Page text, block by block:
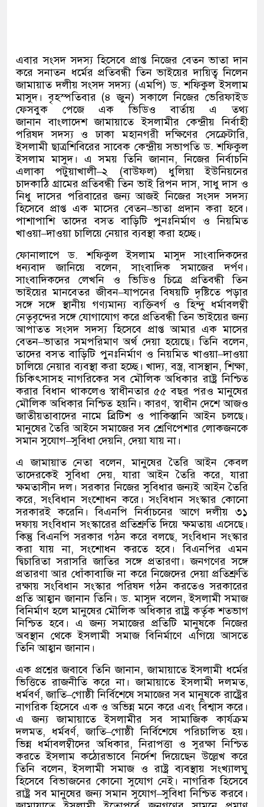
এবার সংসদ সদস্য হিসেবে প্রাপ্ত নিজের বেতন ভাতা দান
করে সনাতন ধর্মের প্রতিবন্ধী তিন ভাইয়ের দায়িত্ব নিলেন
জামায়াত দলীয় সংসদ সদস্য (এমপি)ড.শফিকুল ইসলাম
মাসুদ। বৃহস্পতিবার(৪ জুন)সকালে নিজের ভেরিফাইড
ফেসবুক পেজে এক ভিডিও বার্তায় এ তথ্য
জানান বাংলাদেশ জামায়াতে ইসলামীর কেন্দ্রীয় নির্বাহী
পরিষদ সদস্য ও ঢাকা মহানগরী দক্ষিণের সেক্রেটারি,
ইসলামী ছাত্রশিবিরের সাবেক কেন্দ্রীয় সভাপতি ড.শফিকুল
ইসলাম মাসুদ। এ সময় তিনি জানান,নিজের নির্বাচনি
এলাকা পটুয়াখালী–২ (বাউফল) ধুলিয়া ইউনিয়নের
চাদকাঠি গ্রামের প্রতিবন্ধী তিন ভাই রিপন দাস,সাধু দাস ও
নিধু দাসের পরিবারের জন্য আজই নিজের সংসদ সদস্য
হিসেবে প্রাপ্ত এক মাসের বেতন–ভাতা প্রদান করা হবে।
পাশাপাশি তাদের বসত বাড়িটি পুনঃনির্মাণ ও নিয়মিত
খাওয়া–দাওয়া চালিয়ে নেয়ার ব্যবস্থা করা হচ্ছে।
ফোনালাপে ড.শফিকুল ইসলাম মাসুদ সাংবাদিকদের
ধন্যবাদ জানিয়ে বলেন,সাংবাদিক সমাজের দর্পণ।
সাংবাদিকদের লেখনি ও ভিডিও চিত্রে প্রতিবন্ধী তিন
ভাইয়ের মানবেতর জীবন–যাপনের বিষয়টি দৃষ্টিতে পড়ার
সঙ্গে সঙ্গে স্থানীয় গণ্যমান্য ব্যক্তিবর্গ ও হিন্দু ধর্মাবলম্বী
নেতৃবৃন্দের সঙ্গে যোগাযোগ করে প্রতিবন্ধী তিন ভাইয়ের জন্য
আপাতত সংসদ সদস্য হিসেবে প্রাপ্ত আমার এক মাসের
বেতন–ভাতার সমপরিমাণ অর্থ দেয়া হয়েছে। তিনি বলেন,
তাদের বসত বাড়িটি পুনঃনির্মাণ ও নিয়মিত খাওয়া–দাওয়া
চালিয়ে নেয়ার ব্যবস্থা করা হচ্ছে। খাদ্য,বস্ত্র,বাসস্থান,শিক্ষা,
চিকিৎসাসহ নাগরিকের সব মৌলিক অধিকার রাষ্ট্র নিশ্চিত
করার বিধান থাকলেও স্বাধীনতার ৫৫ বছর পরও মানুষের
মৌলিক অধিকার নিশ্চিত হয়নি। কারণ,স্বাধীন দেশে আজও
জাতীয়তাবাদের নামে ব্রিটিশ ও পাকিস্তানি আইন চলছে।
মানুষের তৈরি আইনে সমাজের সব শ্রেণিপেশার লোকজনকে
সমান সুযোগ–সুবিধা দেয়নি, দেয়া যায় না।
এ জামায়াত নেতা বলেন,মানুষের তৈরি আইন কেবল
তাদেরকেই সুবিধা দেয়,যারা আইন তৈরি করে,যারা
ক্ষমতাসীন দল। সরকার নিজের সুবিধার জন্যই আইন তৈরি
করে,সংবিধান সংশোধন করে। সংবিধান সংস্কার কোনো
সরকারই করেনি। বিএনপি নির্বাচনের আগে দলীয় ৩১
দফায় সংবিধান সংস্কারের প্রতিশ্রুতি দিয়ে ক্ষমতায় এসেছে।
কিন্তু বিএনপি সরকার গঠন করে বলছে,সংবিধান সংস্কার
করা যায় না,সংশোধন করতে হবে। বিএনপির এমন
দ্বিচারিতা সরাসরি জাতির সঙ্গে প্রতারণা। জনগণের সঙ্গে
প্রতারণা আর ধোঁকাবাজি না করে নিজেদের দেয়া প্রতিশ্রুতি
রক্ষায় সংবিধান সংস্কার পরিষদ গঠন করতেও সরকারের
প্রতি আহ্বান জানান তিনি। ড.মাসুদ বলেন,ইসলামী সমাজ
বিনির্মাণ হলে মানুষের মৌলিক অধিকার রাষ্ট্র কর্তৃক শতভাগ
নিশ্চিত হবে। এ জন্য সমাজের প্রতিটি মানুষকে নিজের
অবস্থান থেকে ইসলামী সমাজ বিনির্মাণে এগিয়ে আসতে
তিনি আহ্বান জানান।
এক প্রশ্নের জবাবে তিনি জানান,জামায়াতে ইসলামী ধর্মের
ভিত্তিতে রাজনীতি করে না। জামায়াতে ইসলামী দলমত,
ধর্মবর্ণ,জাতি–গোষ্ঠী নির্বিশেষে সমাজের সব মানুষকে রাষ্ট্রের
নাগরিক হিসেবে এক ও অভিন্ন মনে করে এবং বিশ্বাস করে।
এ জন্য জামায়াতে ইসলামীর সব সামাজিক কার্যক্রম
দলমত, ধর্মবর্ণ,জাতি–গোষ্ঠী নির্বিশেষে পরিচালিত হয়।
ভিন্ন ধর্মাবলম্বীদের অধিকার,নিরাপত্তা ও সুরক্ষা নিশ্চিত
করতে ইসলাম কঠোরভাবে নির্দেশ দিয়েছেন উল্লেখ করে
তিনি বলেন,ইসলামী সমাজ ও রাষ্ট্র ব্যবস্থায় সংখ্যালঘু
হিসেবে বিভাজনের কোনো সুযোগ নেই। নাগরিক হিসেবে
রাষ্ট্র সব মানুষের জন্য সমান সুযোগ–সুবিধা নিশ্চিত করবে।